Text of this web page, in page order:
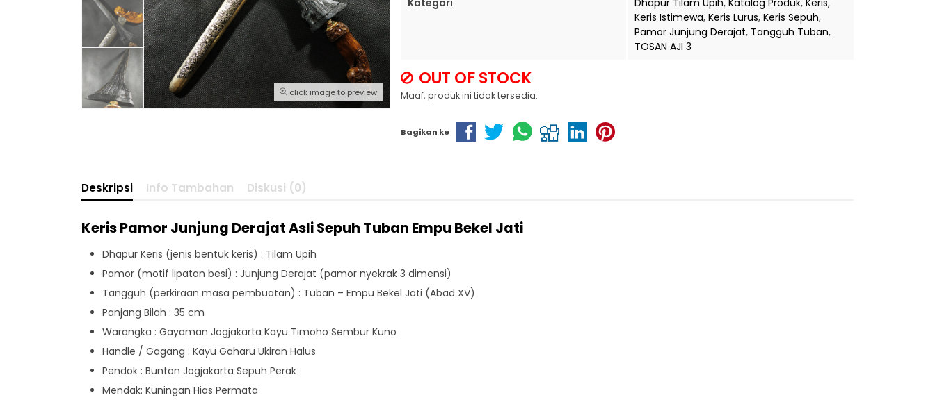
click image to preview
Kategori
Dhapur Tilam Upih, Katalog Produk, Keris,
Keris Istimewa, Keris Lurus, Keris Sepuh,
Pamor Junjung Derajat, Tangguh Tuban,
TOSAN AJI 3
OUT OF STOCK
Maaf, produk ini tidak tersedia.
Bagikan ke
Deskripsi Info Tambahan Diskusi (0)
Keris Pamor Junjung Derajat Asli Sepuh Tuban Empu Bekel Jati
Dhapur Keris (jenis bentuk keris) : Tilam Upih
Pamor (motif lipatan besi) : Junjung Derajat (pamor nyekrak 3 dimensi)
Tangguh (perkiraan masa pembuatan) : Tuban – Empu Bekel Jati (Abad XV)
Panjang Bilah : 35 cm
Warangka : Gayaman Jogjakarta Kayu Timoho Sembur Kuno
Handle / Gagang : Kayu Gaharu Ukiran Halus
Pendok : Bunton Jogjakarta Sepuh Perak
Mendak: Kuningan Hias Permata